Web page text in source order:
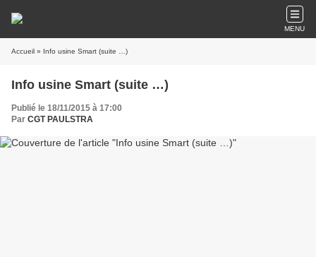
MENU
Accueil » Info usine Smart (suite …)
Info usine Smart (suite …)
Publié le 18/11/2015 à 17:00
Par CGT PAULSTRA